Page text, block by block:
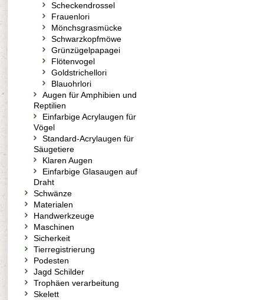
Scheckendrossel
Frauenlori
Mönchsgrasmücke
Schwarzkopfmöwe
Grünzügelpapagei
Flötenvogel
Goldstrichellori
Blauohrlori
Augen für Amphibien und
Reptilien
Einfarbige Acrylaugen für
Vögel
Standard-Acrylaugen für
Säugetiere
Klaren Augen
Einfarbige Glasaugen auf
Draht
Schwänze
Materialen
Handwerkzeuge
Maschinen
Sicherkeit
Tierregistrierung
Podesten
Jagd Schilder
Trophäen verarbeitung
Skelett